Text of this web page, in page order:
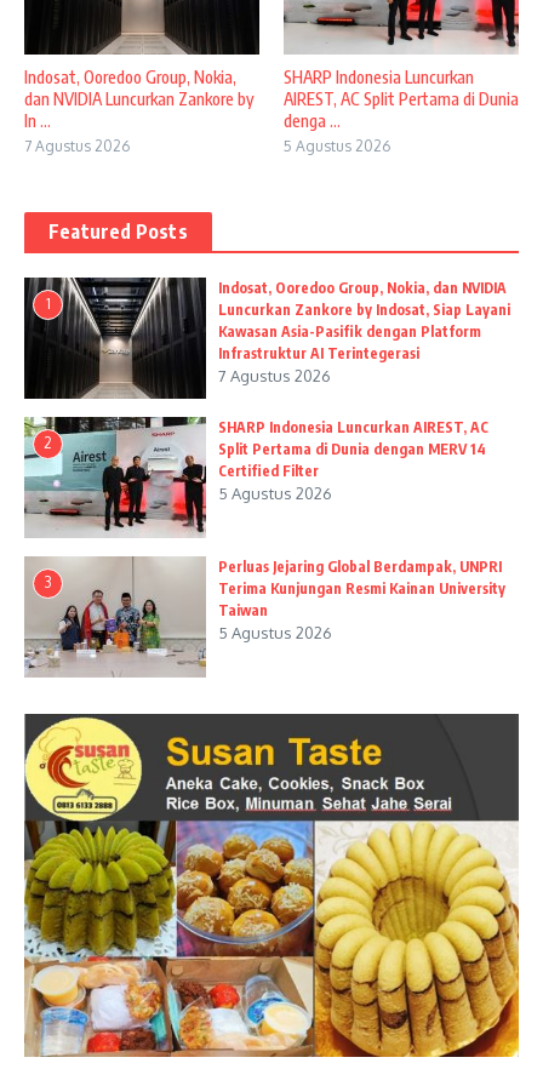
Indosat, Ooredoo Group, Nokia,
dan NVIDIA Luncurkan Zankore by
In ...
7 Agustus 2026
SHARP Indonesia Luncurkan
AIREST, AC Split Pertama di Dunia
denga ...
5 Agustus 2026
Featured Posts
1
Indosat, Ooredoo Group, Nokia, dan NVIDIA
Luncurkan Zankore by Indosat, Siap Layani
Kawasan Asia-Pasifik dengan Platform
Infrastruktur AI Terintegerasi
7 Agustus 2026
2
SHARP Indonesia Luncurkan AIREST, AC
Split Pertama di Dunia dengan MERV 14
Certified Filter
5 Agustus 2026
3
Perluas Jejaring Global Berdampak, UNPRI
Terima Kunjungan Resmi Kainan University
Taiwan
5 Agustus 2026